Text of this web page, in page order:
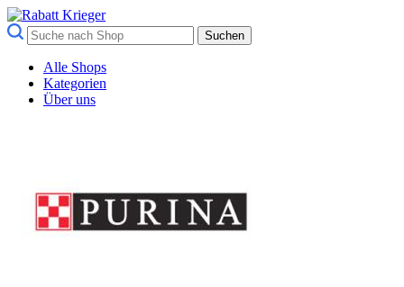
Suchen
Alle Shops
Kategorien
Über uns